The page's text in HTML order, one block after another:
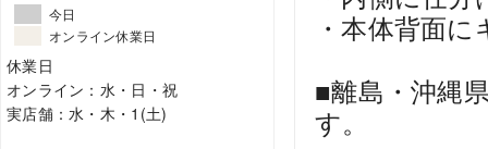
今日
オンライン休業日
休業日
オンライン：水・日・祝
実店舗：水・木・1(土)
・本体背面
■離島・沖縄
す。